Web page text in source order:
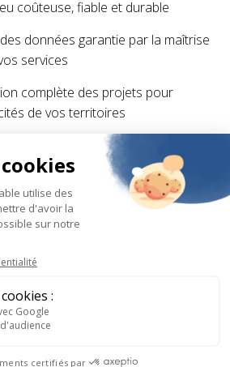
coûteuse, fiable et durable
données garantie par la maîtrise
services
complète des projets pour
de vos territoires
qui supervisent le bon
le Groupe Sogetrel
droits réservés